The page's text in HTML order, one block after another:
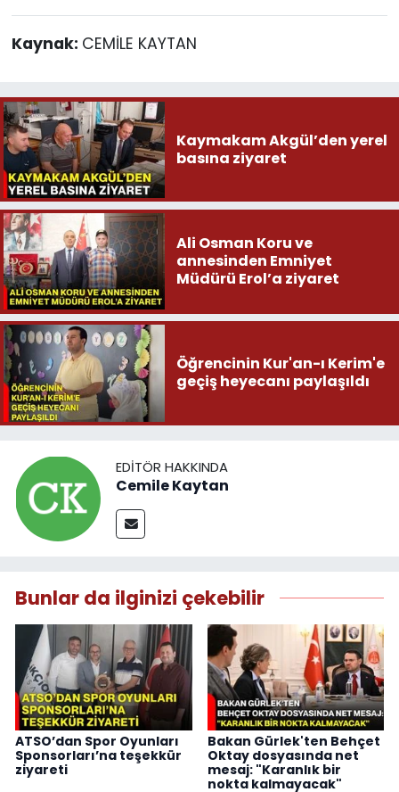
Kaynak: CEMİLE KAYTAN
Kaymakam Akgül’den yerel
basına ziyaret
Ali Osman Koru ve
annesinden Emniyet
Müdürü Erol’a ziyaret
Öğrencinin Kur'an-ı Kerim'e
geçiş heyecanı paylaşıldı
EDITÖR HAKKINDA
Cemile Kaytan
Bunlar da ilginizi çekebilir
ATSO’dan Spor Oyunları
Sponsorları’na teşekkür
ziyareti
Bakan Gürlek'ten Behçet
Oktay dosyasında net
mesaj: "Karanlık bir
nokta kalmayacak"